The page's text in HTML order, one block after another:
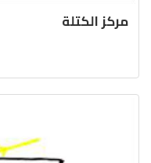
مركز الكتلة